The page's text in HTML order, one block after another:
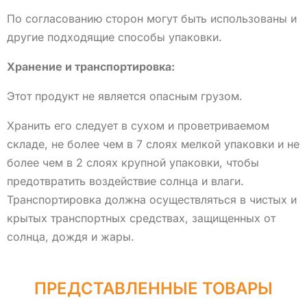
По согласованию сторон могут быть использованы и
другие подходящие способы упаковки.
Хранение и транспортировка:
Этот продукт не является опасным грузом.
Хранить его следует в сухом и проветриваемом
складе, не более чем в 7 слоях мелкой упаковки и не
более чем в 2 слоях крупной упаковки, чтобы
предотвратить воздействие солнца и влаги.
Транспортировка должна осуществляться в чистых и
крытых транспортных средствах, защищенных от
солнца, дождя и жары.
ПРЕДСТАВЛЕННЫЕ ТОВАРЫ